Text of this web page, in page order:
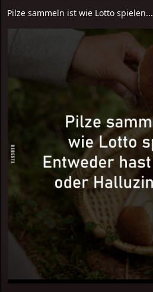
Pilze sammeln ist wie Lotto spielen...